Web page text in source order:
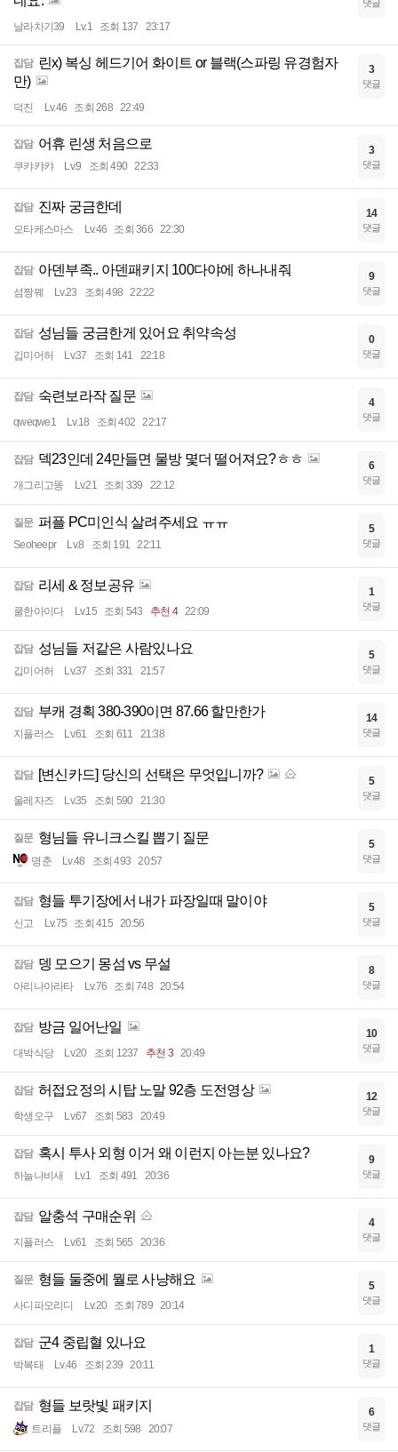
날라차기39 Lv.1 조회 137 23:17
댓글
잡담 린x) 복싱 헤드기어 화이트 or 블랙(스파링 유경험자
만)
덕진 Lv.46 조회 268 22:49
3
댓글
잡담 어휴 린생 처음으로
쿠캬캬캬 Lv.9 조회 490 22:33
3
댓글
잡담 진짜 궁금한데
오타케스마스 Lv.46 조회 366 22:30
14
댓글
잡담 아덴부족.. 아덴패키지 100다야에 하나내줘
섬짱꿰 Lv.23 조회 498 22:22
9
댓글
잡담 성님들 궁금한게 있어요 취약속성
깁미어허 Lv.37 조회 141 22:18
0
댓글
잡담 숙련보라작 질문
qweqwe1 Lv.18 조회 402 22:17
4
댓글
잡담 덱23인데 24만들면 물방 몇더 떨어져요?ㅎㅎ
개그리고똥 Lv.21 조회 339 22:12
6
댓글
질문 퍼플 PC미인식 살려주세요 ㅠㅠ
Seoheepr Lv.8 조회 191 22:11
5
댓글
잡담 리세 & 정보공유
쿨한아이다 Lv.15 조회 543 추천 4 22:09
1
댓글
잡담 성님들 저같은 사람있나요
깁미어허 Lv.37 조회 331 21:57
5
댓글
잡담 부캐 경획 380-390이면 87.66 할만한가
지플러스 Lv.61 조회 611 21:38
14
댓글
잡담 [변신카드] 당신의 선택은 무엇입니까?
울레자즈 Lv.35 조회 590 21:30
5
댓글
질문 형님들 유니크스킬 뽑기 질문
명춘 Lv.48 조회 493 20:57
5
댓글
잡담 형들 투기장에서 내가 파장일때 말이야
신고 Lv.75 조회 415 20:56
5
댓글
잡담 뎅 모으기 몽섬 vs 무설
아리나아라타 Lv.76 조회 748 20:54
8
댓글
잡담 방금 일어난일
대박식당 Lv.20 조회 1237 추천 3 20:49
10
댓글
잡담 허접요정의 시탑 노말 92층 도전영상
학생오구 Lv.67 조회 583 20:49
12
댓글
잡담 혹시 투사 외형 이거 왜 이런지 아는분 있나요?
하늘나비새 Lv.1 조회 491 20:36
9
댓글
잡담 알충석 구매순위
지플러스 Lv.61 조회 565 20:36
4
댓글
질문 형들 둘중에 뭘로 사냥해요
사디파오리디 Lv.20 조회 789 20:14
5
댓글
잡담 군4 중립혈 있나요
박복태 Lv.46 조회 239 20:11
1
댓글
잡담 형들 보랏빛 패키지
트리플 Lv.72 조회 598 20:07
6
댓글